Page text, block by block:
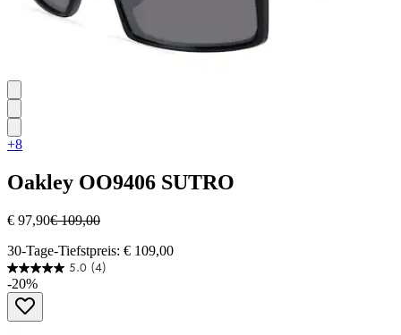
+8
Oakley OO9406 SUTRO
€ 97,90€ 109,00
30-Tage-Tiefstpreis: € 109,00
5.0 (4)
5.0
von
Sternen.
-20%